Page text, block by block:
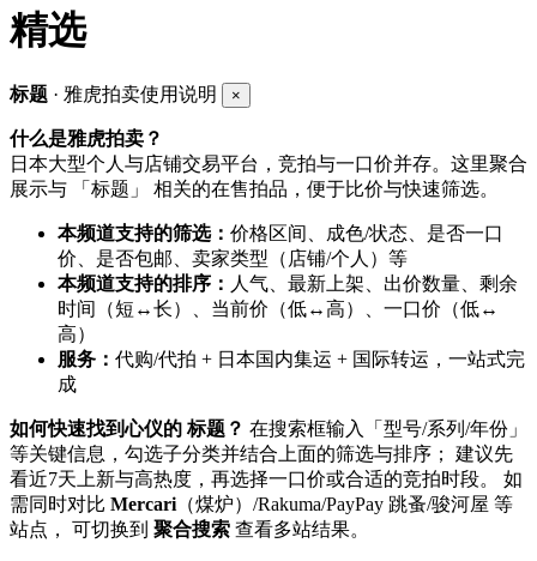
精选
标题 · 雅虎拍卖使用说明 ×
什么是雅虎拍卖？
日本大型个人与店铺交易平台，竞拍与一口价并存。这里聚合
展示与 「标题」 相关的在售拍品，便于比价与快速筛选。
本频道支持的筛选： 价格区间、成色/状态、是否一口
价、是否包邮、卖家类型（店铺/个人）等
本频道支持的排序： 人气、最新上架、出价数量、剩余
时间（短↔长）、当前价（低↔高）、一口价（低↔
高）
服务： 代购/代拍 + 日本国内集运 + 国际转运，一站式完
成
如何快速找到心仪的 标题？ 在搜索框输入「型号/系列/年份」
等关键信息，勾选子分类并结合上面的筛选与排序； 建议先
看近7天上新与高热度，再选择一口价或合适的竞拍时段。 如
需同时对比 Mercari （煤炉）/Rakuma/PayPay 跳蚤/骏河屋 等
站点， 可切换到 聚合搜索 查看多站结果。